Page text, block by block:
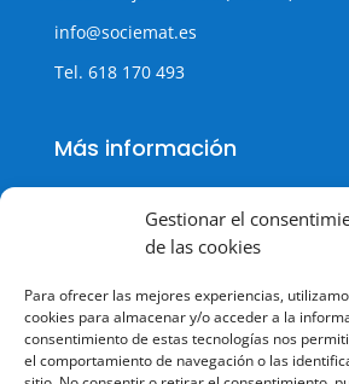
Gestionar el
de las cookies
Para ofrecer las mejores experiencias,
cookies para almacenar y/o acceder a la
consentimiento de estas tecnologías nos
el comportamiento de navegación o las
info@sociemat.es
Tel. 618 170 493
Más información
Política de Privacidad
Aviso legal